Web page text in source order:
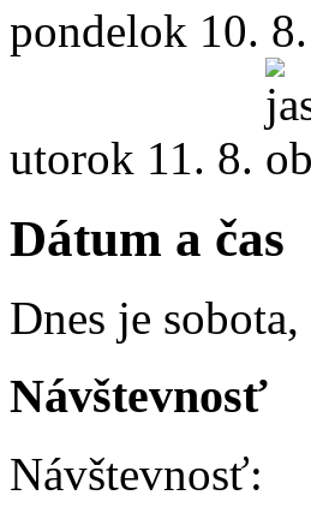
pondelok 10. 8.
utorok 11. 8.
Dátum a čas
Dnes je sobota,
Návštevnosť
Návštevnosť: